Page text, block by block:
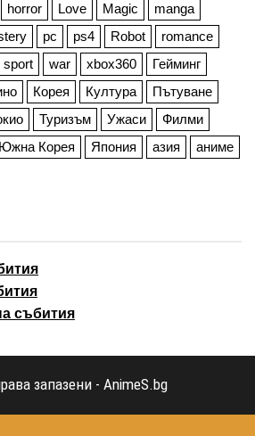
horror Love Magic
manga
pc ps4 Robot
romance
sport war xbox360
Гейминг
Корея Култура
Пътуване
Туризъм Ужаси
Филми
Южна Корея Япония азия
аниме
събития
запазени - AnimeS.bg